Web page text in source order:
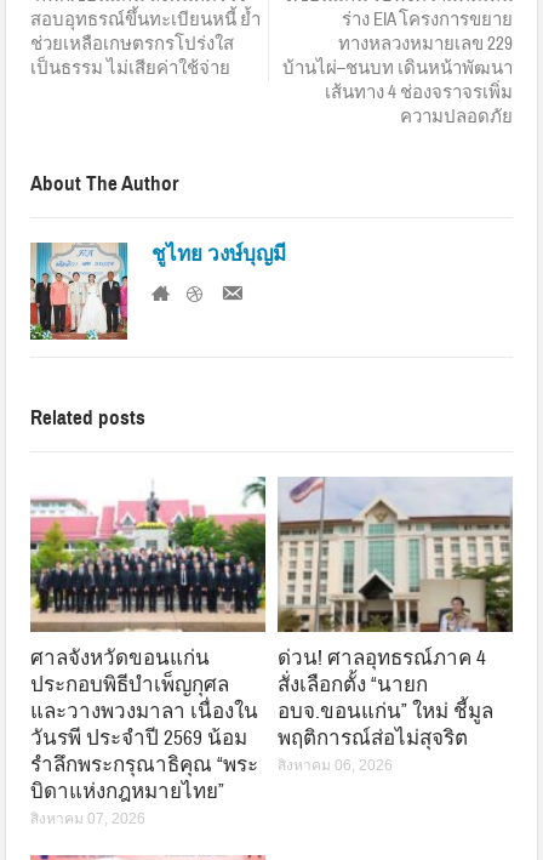
สอบอุทธรณ์ขึ้นทะเบียนหนี้ ย้ำ
ช่วยเหลือเกษตรกรโปร่งใส
เป็นธรรม ไม่เสียค่าใช้จ่าย
ร่าง EIA โครงการขยาย
ทางหลวงหมายเลข 229
บ้านไผ่–ชนบท เดินหน้าพัฒนา
เส้นทาง 4 ช่องจราจรเพิ่ม
ความปลอดภัย
About The Author
ชูไทย วงษ์บุญมี
Related posts
ศาลจังหวัดขอนแก่น
ประกอบพิธีบำเพ็ญกุศล
และวางพวงมาลา เนื่องใน
วันรพี ประจำปี 2569 น้อม
รำลึกพระกรุณาธิคุณ “พระ
บิดาแห่งกฎหมายไทย”
สิงหาคม 07, 2026
ด่วน! ศาลอุทธรณ์ภาค 4
สั่งเลือกตั้ง “นายก
อบจ.ขอนแก่น” ใหม่ ชี้มูล
พฤติการณ์ส่อไม่สุจริต
สิงหาคม 06, 2026